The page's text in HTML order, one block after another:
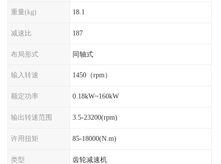
重量(kg) 18.1
减速比 187
布局形式 同轴式
输入转速 1450（rpm）
额定功率 0.18kW~160kW
输出转速范围 3.5-23200(rpm)
许用扭矩 85-18000(N.m)
类型 齿轮减速机